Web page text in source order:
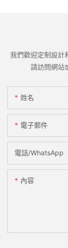
我們歡迎定制設計
請訪問網站
姓名
電子郵件
電話/WhatsApp
內容